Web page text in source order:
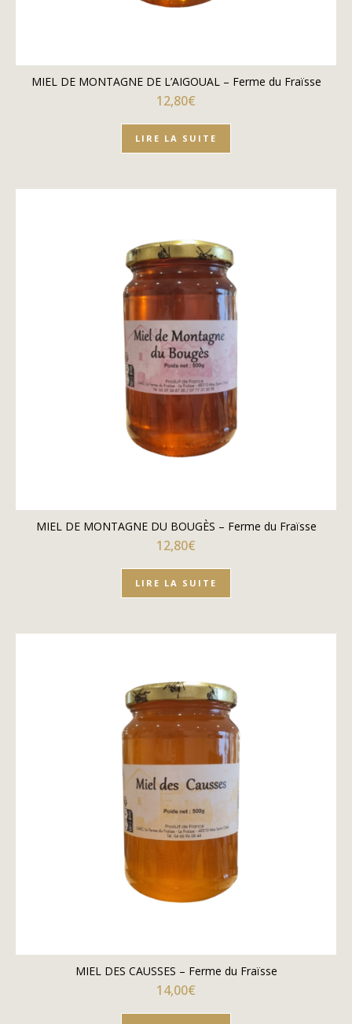
MIEL DE MONTAGNE DE L’AIGOUAL – Ferme du Fraïsse
12,80€
LIRE LA SUITE
MIEL DE MONTAGNE DU BOUGÈS – Ferme du Fraïsse
12,80€
LIRE LA SUITE
MIEL DES CAUSSES – Ferme du Fraïsse
14,00€